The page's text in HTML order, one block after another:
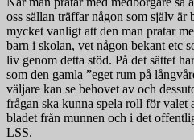
oss sällan träffar någon som själv är
mycket vanligt att den man pratar
barn i skolan, vet någon bekant etc
liv genom detta stöd. På det sättet
som den gamla ”eget rum på
väljare kan se behovet av och
frågan ska kunna spela roll för valet
bladet från munnen och i det
LSS.